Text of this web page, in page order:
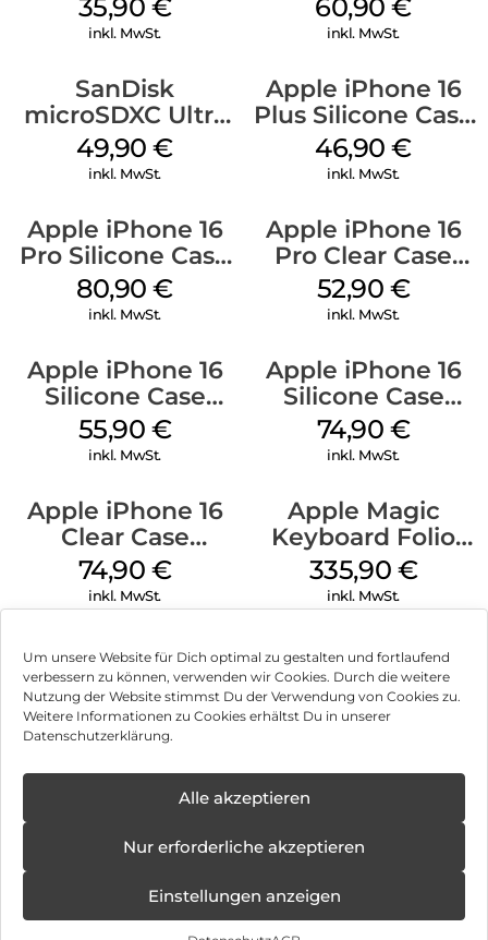
Um unsere Website für Dich optimal zu gestalten und fortlaufend
verbessern zu können, verwenden wir Cookies. Durch die weitere
Nutzung der Website stimmst Du der Verwendung von Cookies zu.
Weitere Informationen zu Cookies erhältst Du in unserer
Datenschutzerklärung.
Alle akzeptieren
Nur erforderliche akzeptieren
Einstellungen anzeigen
35,90 €
inkl. MwSt.
60,90€
inkl. MwSt.
SanDisk
microSDXC Ultra
128 GB + Adapter
Mobile
49,90€
inkl. MwSt.
Apple iPhone 16
Plus Silicone Case
MagSafe Stone
Gray
46,90€
inkl. MwSt.
Apple iPhone 16
Pro Silicone Case
MagSafe Stone
Gray
80,90€
inkl. MwSt.
Apple iPhone 16
Pro Clear Case
MagSafe
Transparent
52,90 €
inkl. MwSt.
Apple iPhone 16
Silicone Case
MagSafe
Ultramarine
55,90 €
inkl. MwSt.
Apple iPhone 16
Silicone Case
MagSafe Lake
Green
74,90 €
inkl. MwSt.
Apple iPhone 16
Clear Case
MagSafe
Transparent
74,90 €
inkl. MwSt.
Apple Magic
Keyboard Folio
iPad 10.9″ (10.Gen.)
Weiß
335,90 €
inkl. MwSt.
Impressum
Hinweis zur Batterieentsorgung
Newsletter
Können wir Dir behilflich sein?